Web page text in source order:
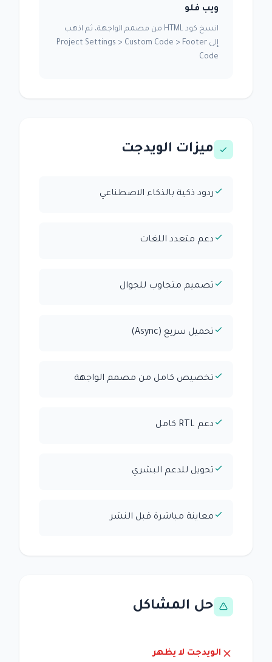
ويب فلو
انسخ كود HTML من مصمم الواجهة، ثم اذهب
إلى Project Settings > Custom Code > Footer
Code
ميزات الويدجت
ردود ذكية بالذكاء الاصطناعي
دعم متعدد اللغات
تصميم متجاوب للجوال
تحميل سريع (Async)
تخصيص كامل من مصمم الواجهة
دعم RTL كامل
تحويل للدعم البشري
معاينة مباشرة قبل النشر
حل المشاكل
الويدجت لا يظهر